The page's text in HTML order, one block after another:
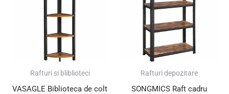
Rafturi si bliblioteci
VASAGLE Biblioteca de colt
Rafturi depozitare
SONGMICS Raft cadru